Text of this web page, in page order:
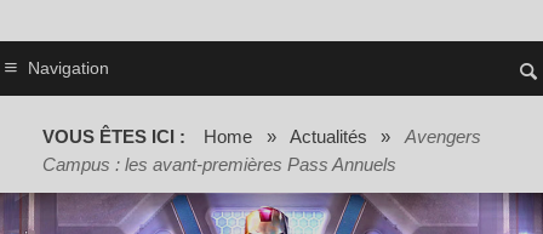
Navigation
VOUS ÊTES ICI : Home » Actualités »
Avengers
Campus : les avant-premières Pass Annuels